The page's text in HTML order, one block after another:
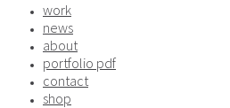
work
news
about
portfolio pdf
contact
shop